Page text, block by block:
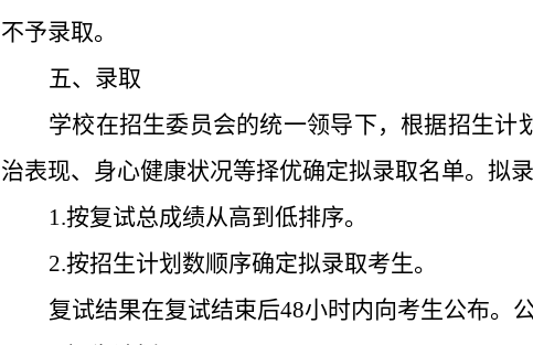
不予录取。
五、录取
学校在招生委员会的统一领导下，根据招生计
治表现、身心健康状况等择优确定拟录取名单。 拟
1.按复试总成绩从高到低排序。
2.按招生计划数顺序确定拟录取考生。
复试结果在复试结束后48小时内向考生公布。